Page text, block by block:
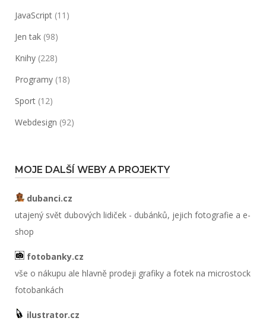
JavaScript (11)
Jen tak (98)
Knihy (228)
Programy (18)
Sport (12)
Webdesign (92)
MOJE DALŠÍ WEBY A PROJEKTY
dubanci.cz
utajený svět dubových lidiček - dubánků, jejich fotografie a e-
shop
fotobanky.cz
vše o nákupu ale hlavně prodeji grafiky a fotek na microstock
fotobankách
ilustrator.cz